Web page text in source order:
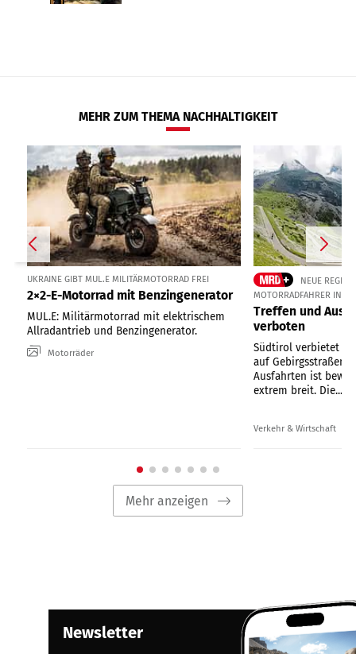
MEHR ZUM THEMA NACHHALTIGKEIT
UKRAINE GIBT MUL.E MILITÄRMOTORRAD FREI
2×2-E-Motorrad mit Benzingenerator
MUL.E: Militärmotorrad mit elektrischem
Allradantrieb und Benzingenerator.
Motorräder
NEUE
MOTORRADFAHRER IN
Treffen und
verboten
Südtirol verbietet
auf Gebirgsstraßen.
Ausfahrten ist
extrem breit. Die...
Verkehr & Wirtschaft
Mehr anzeigen
Newsletter